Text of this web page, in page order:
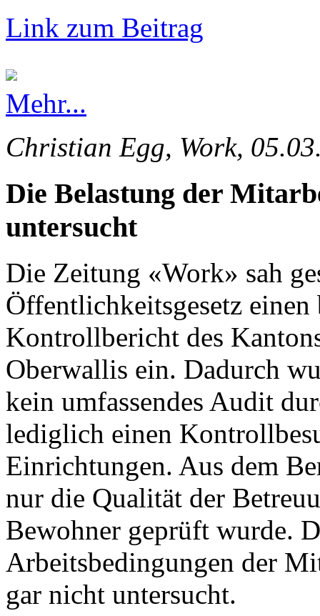
Link zum Beitrag
Mehr...
Christian Egg, Work,
Die Belastung der
untersucht
Die Zeitung «Work» sah
Öffentlichkeitsgesetz
Kontrollbericht des
Oberwallis ein. Dadurch
kein umfassendes Audit
lediglich einen
Einrichtungen. Aus dem
nur die Qualität der
Bewohner geprüft wurde.
Arbeitsbedingungen der
gar nicht untersucht.